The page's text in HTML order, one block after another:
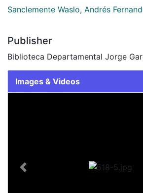
Sanclemente Waslo, Andrés
Publisher
Biblioteca Departamental Jorge
Images & Videos
Previous